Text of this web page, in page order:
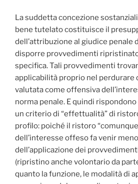
La suddetta concezione
bene tutelato costituisce il
dell’attribuzione al giudice penale
disporre provvedimenti
specifica. Tali provvedimenti
applicabilità proprio nel perdurare
valutata come offensiva
norma penale. E quindi rispondono
un criterio di “effettualità” di
profilo: poiché il ristoro
dell’interesse offeso fa venir
dell’applicazione dei
(ripristino anche volontario da
quanto la funzione, le modalità di